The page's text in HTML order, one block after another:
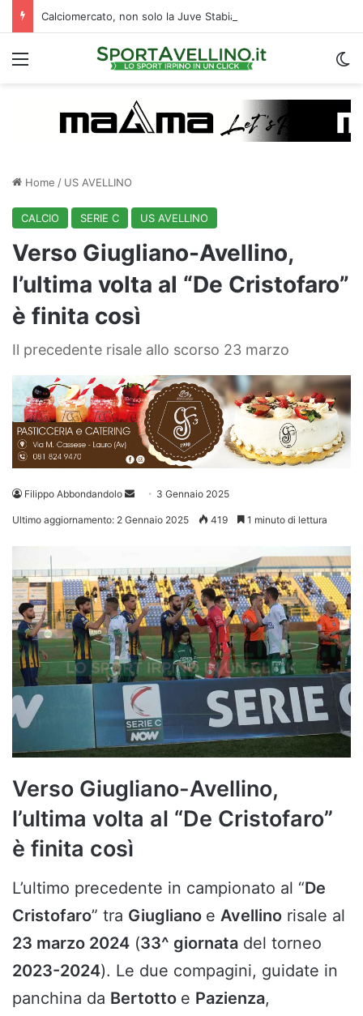
Menu
Home / US AVELLINO
CALCIO SERIE C US AVELLINO
Verso Giugliano-Avellino,
l’ultima volta al “De Cristofaro”
è finita così
Il precedente risale allo scorso 23 marzo
Filippo Abbondandolo
Invia 3 Gennaio 2025
Ultimo aggiornamento: 2 Gennaio 2025 419 1 minuto di lettura
Verso Giugliano-Avellino,
l’ultima volta al “De Cristofaro”
è finita così
L’ultimo precedente in campionato al “De
Cristofaro” tra Giugliano e Avellino risale al
23 marzo 2024 (33^ giornata del torneo
2023-2024). Le due compagini, guidate in
panchina da Bertotto e Pazienza,